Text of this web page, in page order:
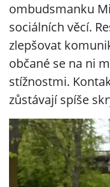
ombudsmanku
sociálních věcí.
zlepšovat
občané se na ni
stížnostmi.
zůstávají spíše